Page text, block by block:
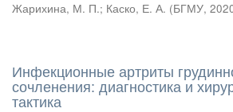
Жарихина, М. П.; Каско, Е. А. (БГМУ,
Инфекционные артриты
сочленения: диагностика и
тактика